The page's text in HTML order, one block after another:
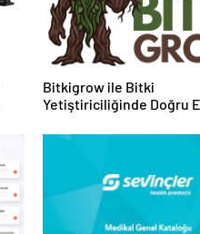
Bitkigrow ile Bitki
Yetiştiriciliğinde Doğru